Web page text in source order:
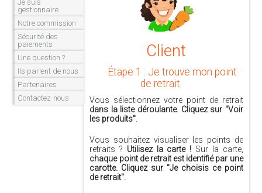
Je suis
gestionnaire
Notre commission
Sécurité des
paiements
Une question ?
Ils parlent de nous
Partenaires
Contactez-nous
Client
Étape 1 : Je trouve mon point
de retrait
Vous sélectionnez votre point de retrait
dans la liste déroulante. Cliquez sur "Voir
les produits"
Vous souhaitez visualiser les points de
retraits ? Utilisez la carte ! Sur la carte,
chaque point de retrait est identifié par une
carotte. Cliquez sur "Je choisis ce point
de retrait".